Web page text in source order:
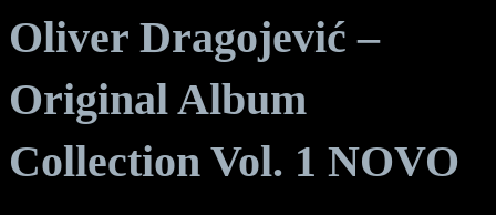
Oliver Dragojević –
Original Album
Collection Vol. 1 NOVO